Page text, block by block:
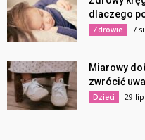
dlaczego
Zdrowie 7
Miarowy
zwrócić
Dzieci 29